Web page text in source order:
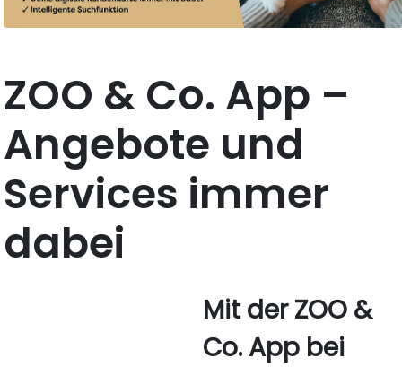
ZOO & Co. App –
Angebote und
Services immer
dabei
Mit der ZOO &
Co. App bei